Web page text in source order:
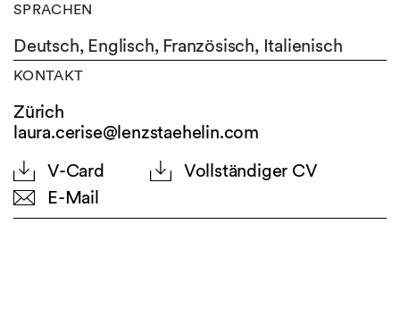
SPRACHEN
Deutsch, Englisch, Französisch, Italienisch
KONTAKT
Zürich
laura.cerise@lenzstaehelin.com
V-Card
Vollständiger CV
E-Mail